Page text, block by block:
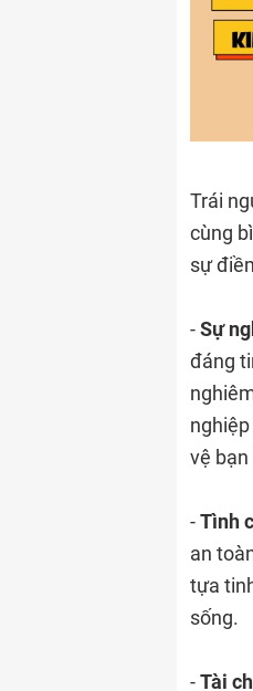
Trái
cùng
sự
-Sự
đáng
vệ
-Tình
an
tựa
sống.
-Tài